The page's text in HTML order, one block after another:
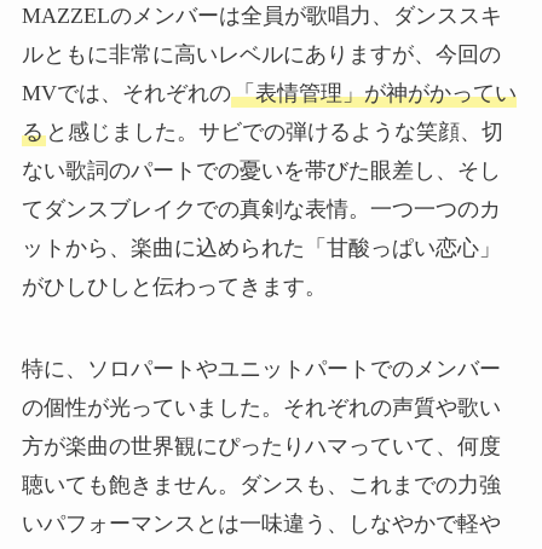
MAZZELのメンバーは全員が歌唱力、ダンススキ
ルともに非常に高いレベルにありますが、今回の
MVでは、それぞれの「表情管理」が神がかってい
ると感じました。サビでの弾けるような笑顔、切
ない歌詞のパートでの憂いを帯びた眼差し、そし
てダンスブレイクでの真剣な表情。一つ一つのカ
ットから、楽曲に込められた「甘酸っぱい恋心」
がひしひしと伝わってきます。
特に、ソロパートやユニットパートでのメンバー
の個性が光っていました。それぞれの声質や歌い
方が楽曲の世界観にぴったりハマっていて、何度
聴いても飽きません。ダンスも、これまでの力強
いパフォーマンスとは一味違う、しなやかで軽や